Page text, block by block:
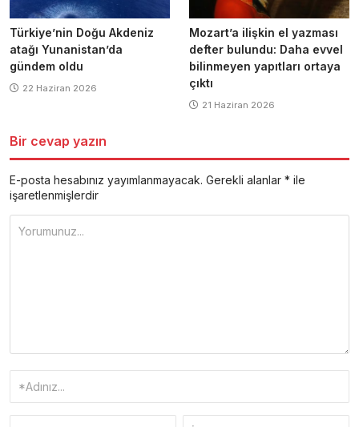
Türkiye’nin Doğu Akdeniz
atağı Yunanistan’da
gündem oldu
22 Haziran 2026
Mozart’a ilişkin el yazması
defter bulundu: Daha evvel
bilinmeyen yapıtları ortaya
çıktı
21 Haziran 2026
Bir cevap yazın
E-posta hesabınız yayımlanmayacak. Gerekli alanlar * ile
işaretlenmişlerdir